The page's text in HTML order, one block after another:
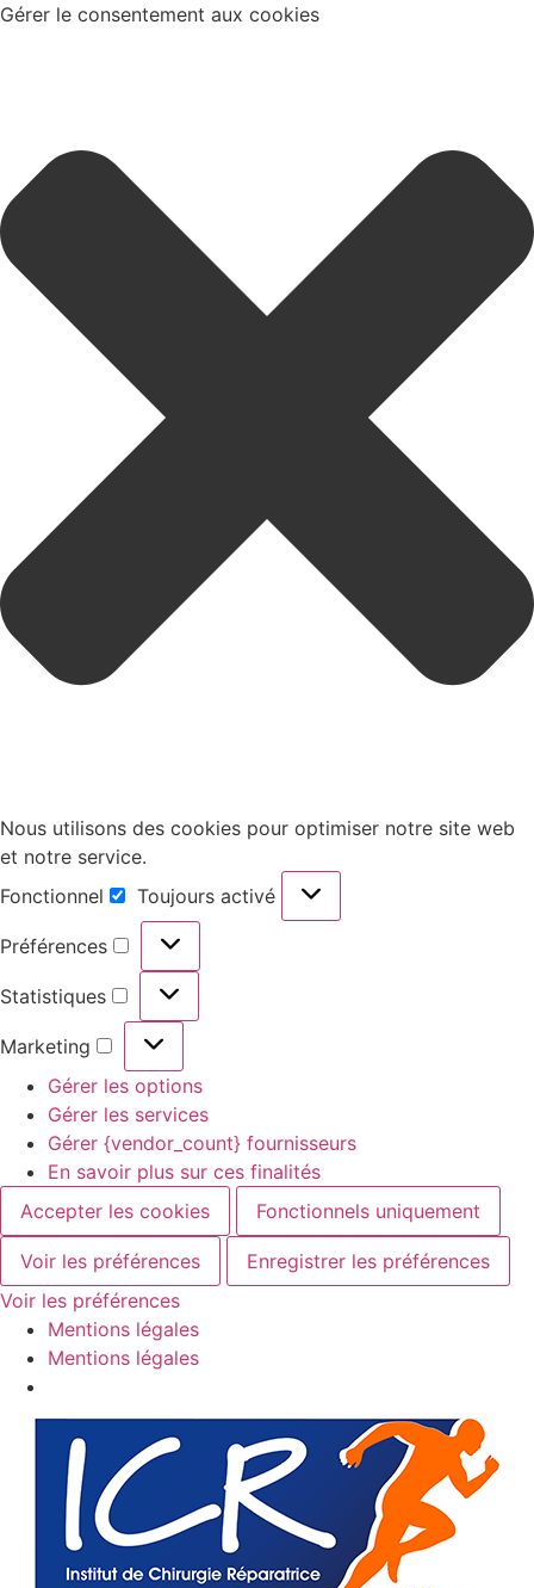
Gérer le consentement aux cookies
Nous utilisons des cookies pour optimiser notre site web
et notre service.
Fonctionnel
Toujours activé
Préférences
Statistiques
Marketing
Gérer les options
Gérer les services
Gérer {vendor_count} fournisseurs
En savoir plus sur ces finalités
Accepter les cookies
Fonctionnels uniquement
Voir les préférences
Enregistrer les préférences
Voir les préférences
Mentions légales
Mentions légales